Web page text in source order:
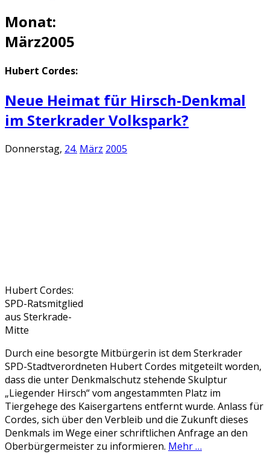
Monat:
März2005
Hubert Cordes:
Neue Heimat für Hirsch-Denkmal
im Sterkrader Volkspark?
Donnerstag, 24. März 2005
Hubert Cordes:
SPD-Ratsmitglied
aus Sterkrade-
Mitte
Durch eine besorgte Mitbürgerin ist dem Sterkrader
SPD-Stadtverordneten Hubert Cordes mitgeteilt worden,
dass die unter Denkmalschutz stehende Skulptur
„Liegender Hirsch“ vom angestammten Platz im
Tiergehege des Kaisergartens entfernt wurde. Anlass für
Cordes, sich über den Verbleib und die Zukunft dieses
Denkmals im Wege einer schriftlichen Anfrage an den
Oberbürgermeister zu informieren. Mehr …